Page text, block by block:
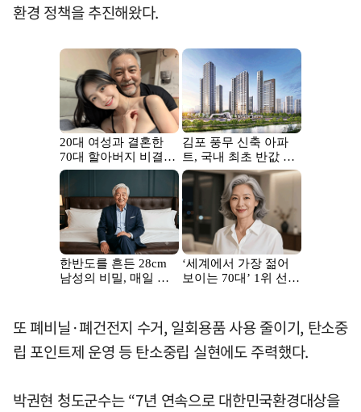
환경 정책을 추진해왔다.
또 폐비닐·폐건전지 수거, 일회용품 사용 줄이기, 탄소중
립 포인트제 운영 등 탄소중립 실현에도 주력했다.
박권현 청도군수는 “7년 연속으로 대한민국환경대상을